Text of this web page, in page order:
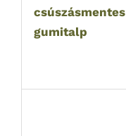
csúszásmentes
gumitalp